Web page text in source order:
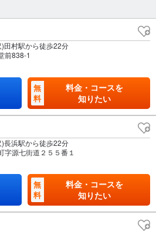
田村駅から徒歩22分
前838-1
無
料
料金・コースを
知りたい
長浜駅から徒歩22分
字源七街道２５５番１
無
料
料金・コースを
知りたい